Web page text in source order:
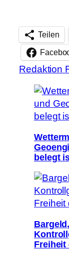
Teilen
Redaktion
belegt
Freiheit